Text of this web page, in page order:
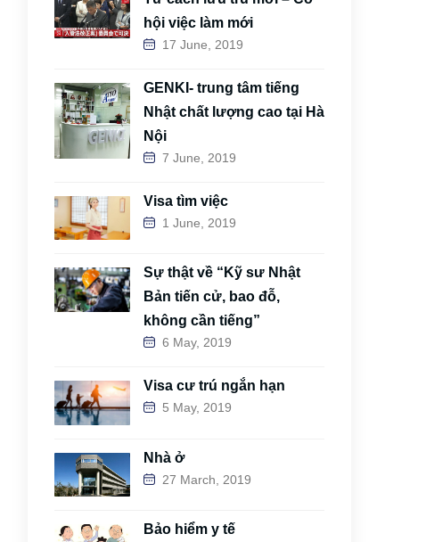
hội việc làm mới
17 June, 2019
GENKI- trung tâm tiếng
Nhật chất lượng cao tại Hà
Nội
7 June, 2019
Visa tìm việc
1 June, 2019
Sự thật về “Kỹ sư Nhật
Bản tiến cử, bao đỗ,
không cần tiếng”
6 May, 2019
Visa cư trú ngắn hạn
5 May, 2019
Nhà ở
27 March, 2019
Bảo hiểm y tế